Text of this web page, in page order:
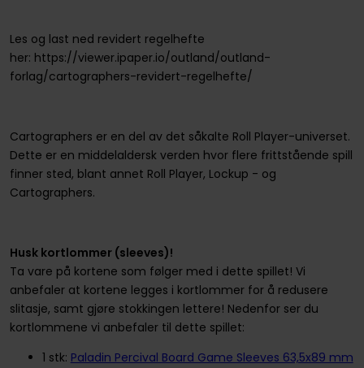
Les og last ned revidert regelhefte
her: https://viewer.ipaper.io/outland/outland-
forlag/cartographers-revidert-regelhefte/
Cartographers er en del av det såkalte Roll Player-universet.
Dette er en middelaldersk verden hvor flere frittstående spill
finner sted, blant annet Roll Player, Lockup - og
Cartographers.
Husk kortlommer (sleeves)!
Ta vare på kortene som følger med i dette spillet! Vi
anbefaler at kortene legges i kortlommer for å redusere
slitasje, samt gjøre stokkingen lettere! Nedenfor ser du
kortlommene vi anbefaler til dette spillet:
1 stk: Paladin Percival Board Game Sleeves 63,5x89 mm